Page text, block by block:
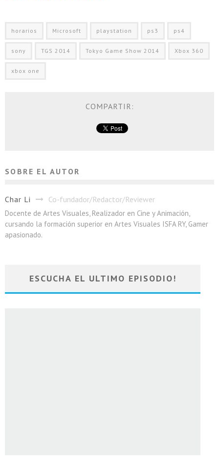
horarios Microsoft playstation ps3 ps4
sony TGS 2014 Tokyo Game Show 2014 Xbox 360
xbox one
COMPARTIR:
SOBRE EL AUTOR
Char Li Co-fundador/Redactor/Reviewer
Docente de Artes Visuales, Realizador en Cine y Animación,
cursando la formación superior en Artes Visuales ISFA RY, Gamer
apasionado.
ESCUCHA EL ULTIMO EPISODIO!